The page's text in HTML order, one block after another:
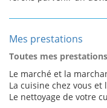
Mes prestations
Toutes mes
Le marché et la
La cuisine chez vous et
Le nettoyage de votre